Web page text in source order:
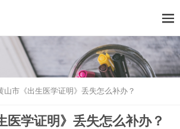
山市《出生医学证明》丢失怎么补办？
医学证明》丢失怎么补办？